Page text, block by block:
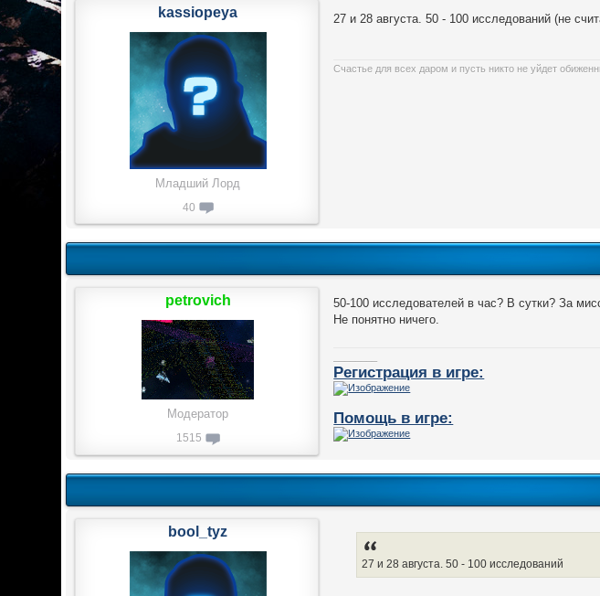
27 и 28 августа. 50 - 100 исследований (не
Счастье для всех даром и пусть никто не уйдет
kassiopeya
Младший Лорд
40
50-100 исследователей в час? В сутки? За
Не понятно ничего.
Регистрация в игре:
Помощь в игре:
petrovich
Модератор
1515
27 и 28 августа. 50 - 100 исследований
bool_tyz